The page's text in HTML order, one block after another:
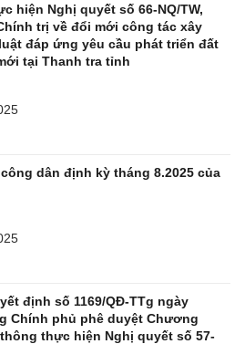
hiện Nghị quyết số 66-NQ/TW,
trị về đổi mới công tác xây
đáp ứng yêu cầu phát triển đất
tại Thanh tra tỉnh
dân định kỳ tháng 8.2025 của
định số 1169/QĐ-TTg ngày
Chính phủ phê duyệt Chương
thực hiện Nghị quyết số 57-